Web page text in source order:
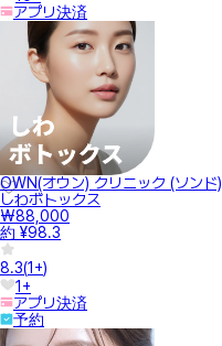
アプリ決済
OWN(オウン) クリニック (ソンド)
しわボトックス
₩88,000
約 ¥98.3
8.3(1+)
1+
アプリ決済
予約